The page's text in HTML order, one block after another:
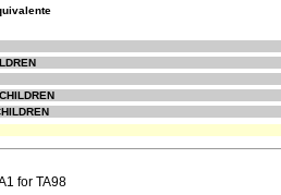
for TA98